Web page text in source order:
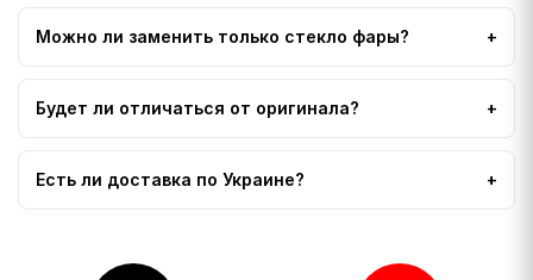
Можно ли заменить только стекло фары?
Будет ли отличаться от оригинала?
Есть ли доставка по Украине?